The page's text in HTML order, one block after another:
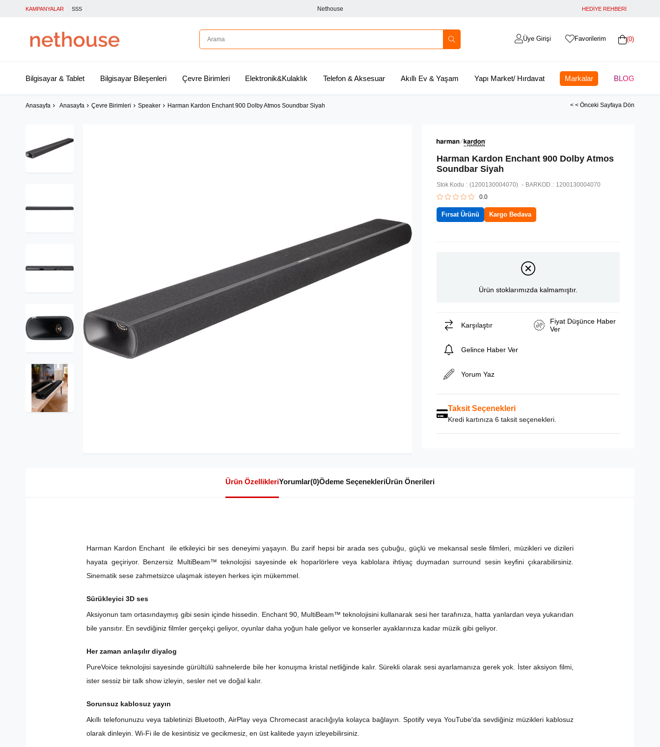
KAMPANYALAR SSS Nethouse HEDİYE REHBERİ
0
Favorilerim
Üye Girişi
Bilgisayar & Tablet Bilgisayar Bileşenleri Çevre Birimleri Elektronik&Kulaklık Telefon & Aksesuar Akıllı Ev & Yaşam Yapı Market/ Hırdavat Markalar BLOG
Anasayfa Anasayfa Çevre Birimleri Speaker Harman Kardon Enchant 900 Dolby Atmos Soundbar Siyah < < Önceki Sayfaya Dön
Harman Kardon Enchant 900 Dolby Atmos
Soundbar Siyah
Stok Kodu (1200130004070) BARKOD : 1200130004070
0.0
Fırsat Ürünü Kargo Bedava
Ürün stoklarımızda kalmamıştır.
Karşılaştır
Fiyat Düşünce Haber
Ver
Gelince Haber Ver
Yorum Yaz
Taksit Seçenekleri
Kredi kartınıza 6 taksit seçenekleri.
Ürün ÖzellikleriYorumlar(0)Ödeme SeçenekleriÜrün Önerileri
Harman Kardon Enchant ile etkileyici bir ses deneyimi yaşayın. Bu zarif hepsi bir arada ses çubuğu, güçlü ve mekansal sesle filmleri, müzikleri ve dizileri
hayata geçiriyor. Benzersiz MultiBeam™ teknolojisi sayesinde ek hoparlörlere veya kablolara ihtiyaç duymadan surround sesin keyfini çıkarabilirsiniz.
Sinematik sese zahmetsizce ulaşmak isteyen herkes için mükemmel.
Sürükleyici 3D ses
Aksiyonun tam ortasındaymış gibi sesin içinde hissedin. Enchant 90, MultiBeam™ teknolojisini kullanarak sesi her tarafınıza, hatta yanlardan veya yukarıdan
bile yansıtır. En sevdiğiniz filmler gerçekçi geliyor, oyunlar daha yoğun hale geliyor ve konserler ayaklarınıza kadar müzik gibi geliyor.
Her zaman anlaşılır diyalog
PureVoice teknolojisi sayesinde gürültülü sahnelerde bile her konuşma kristal netliğinde kalır. Sürekli olarak sesi ayarlamanıza gerek yok. İster aksiyon filmi,
ister sessiz bir talk show izleyin, sesler net ve doğal kalır.
Sorunsuz kablosuz yayın
Akıllı telefonunuzu veya tabletinizi Bluetooth, AirPlay veya Chromecast aracılığıyla kolayca bağlayın. Spotify veya YouTube'da sevdiğiniz müzikleri kablosuz
olarak dinleyin. Wi-Fi ile de kesintisiz ve gecikmesiz, en üst kalitede yayın izleyebilirsiniz.